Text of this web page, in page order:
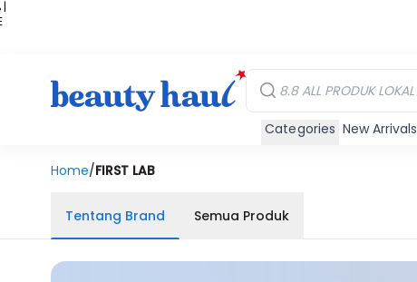
|
Categories New Arrivals
Home/FIRST LAB
Tentang Brand Semua Produk